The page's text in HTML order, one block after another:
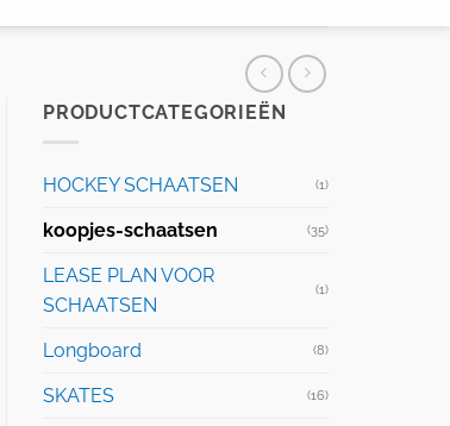
PRODUCTCATEGORIEËN
HOCKEY SCHAATSEN (1)
koopjes-schaatsen (35)
LEASE PLAN VOOR
SCHAATSEN
(1)
Longboard (8)
SKATES (16)